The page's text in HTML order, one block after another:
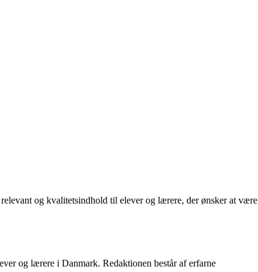
og kvalitetsindhold til elever og lærere, der ønsker at være
og lærere i Danmark. Redaktionen består af erfarne